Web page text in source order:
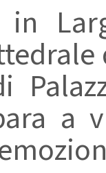
in
a